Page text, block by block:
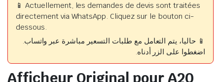
📱 Actuellement, les demandes de devis sont traitées
directement via WhatsApp. Cliquez sur le bouton ci-
dessous.
📱 حاليا، يتم التعامل مع طلبات التسعير مباشرة عبر واتساب.
اضغطوا على الزر أدناه.
Afficheur Original pour A20